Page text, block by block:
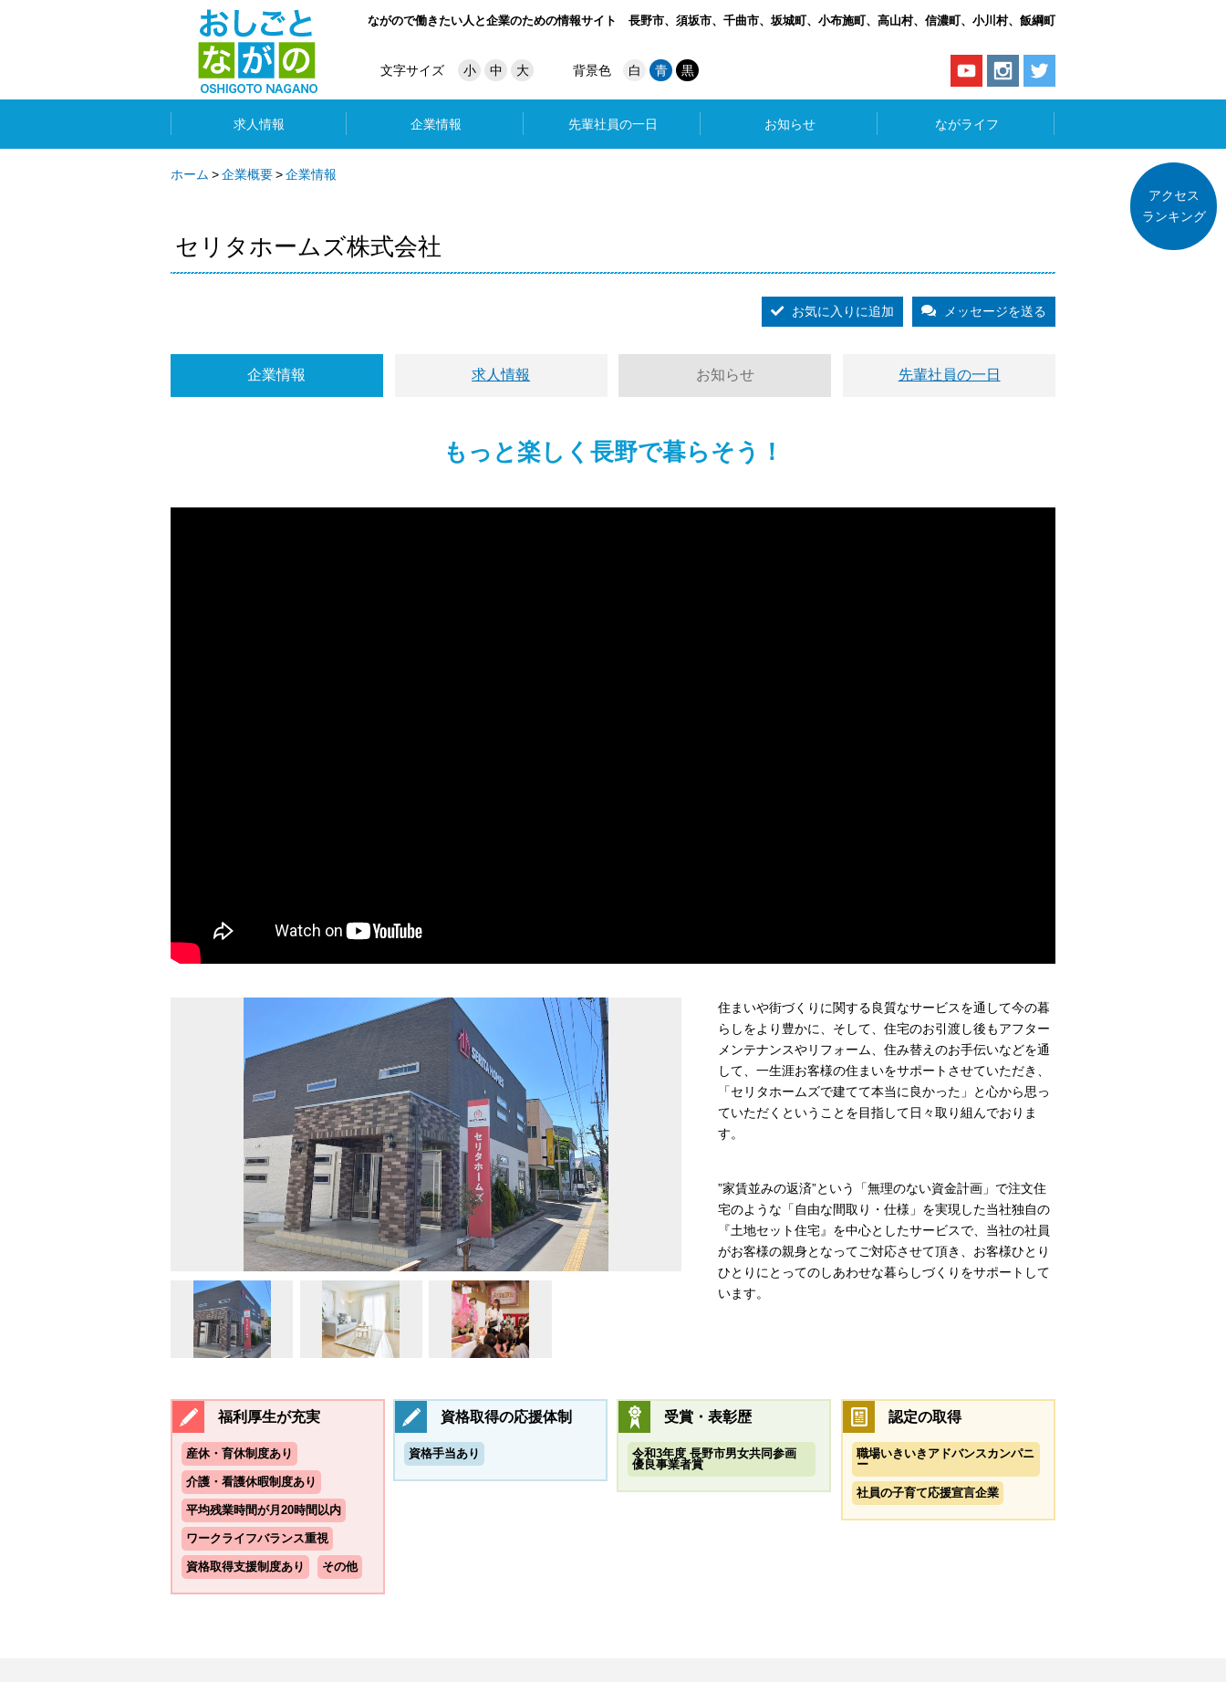
ながので働きたい人と企業のための情報サイト 長野市、須坂市、千曲市、坂城町、小布施町、高山村、信濃町、小川村、飯綱町
文字サイズ 小 中 大 背景色 白 青 黒
求人情報 企業情報 先輩社員の一日 お知らせ ながライフ
ホーム 企業概要 企業情報
セリタホームズ株式会社
お気に入りに追加 メッセージを送る
企業情報 求人情報 お知らせ 先輩社員の一日
もっと楽しく長野で暮らそう！
住まいや街づくりに関する良質なサービスを通して今の暮
らしをより豊かに、そして、住宅のお引渡し後もアフター
メンテナンスやリフォーム、住み替えのお手伝いなどを通
して、一生涯お客様の住まいをサポートさせていただき、
「セリタホームズで建てて本当に良かった」と心から思っ
ていただくということを目指して日々取り組んでおりま
す。
”家賃並みの返済”という「無理のない資金計画」で注文住
宅のような「自由な間取り・仕様」を実現した当社独自の
『土地セット住宅』を中心としたサービスで、当社の社員
がお客様の親身となってご対応させて頂き、お客様ひとり
ひとりにとってのしあわせな暮らしづくりをサポートして
います。
福利厚生が充実
産休・育休制度あり
介護・看護休暇制度あり
平均残業時間が月20時間以内
ワークライフバランス重視
資格取得支援制度あり その他
資格取得の応援体制
資格手当あり
受賞・表彰歴
令和3年度 長野市男女共同参画
優良事業者賞
認定の取得
職場いきいきアドバンスカンパニ
ー
社員の子育て応援宣言企業
アクセス
ランキング